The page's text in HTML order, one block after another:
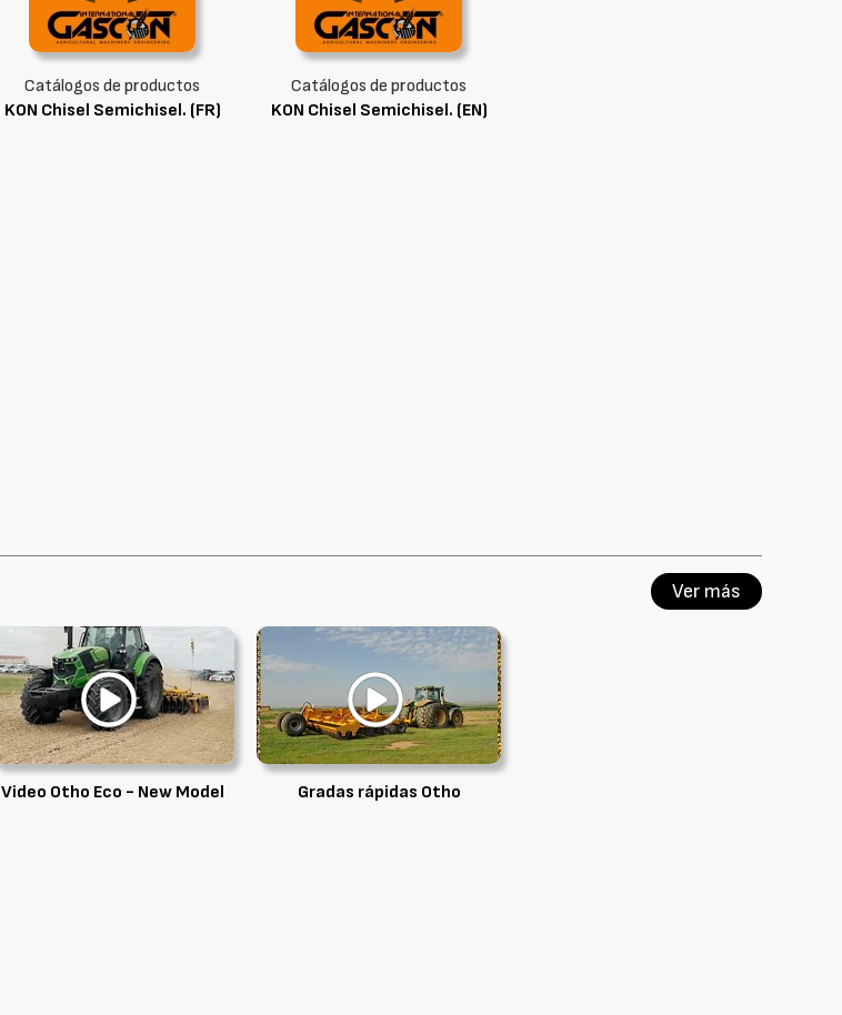
Catálogos de productos
KON Chisel Semichisel. (FR)
Catálogos de productos
KON Chisel Semichisel. (EN)
Ver más
Video Otho Eco - New Model Gradas rápidas Otho